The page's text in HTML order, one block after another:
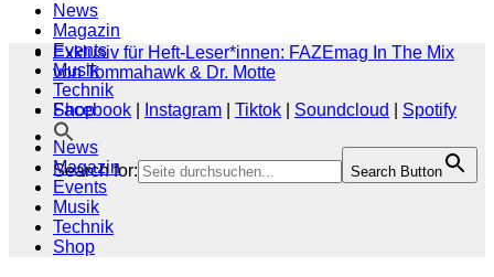
News
Magazin
Events
Musik
Technik
Shop
Search for: Search Button
Exklusiv für Heft-Leser*innen: FAZEmag In The Mix
von Tommahawk & Dr. Motte
Facebook
Instagram Tiktok Soundcloud
Spotify
News
Magazin
Events
Musik
Technik
Shop